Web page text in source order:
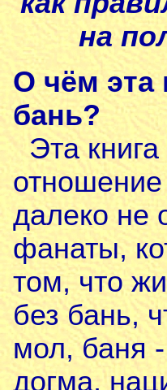
на
О чём эта
бань?
Эта
далеко не
фанаты,
том, что
без бань,
мол, баня
догма,